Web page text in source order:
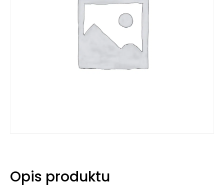
Opis produktu